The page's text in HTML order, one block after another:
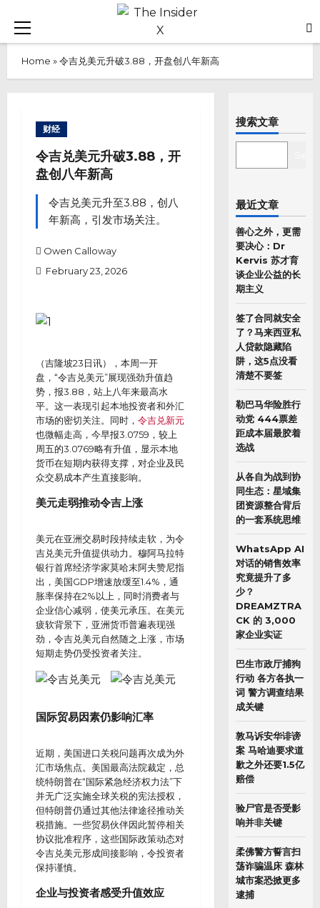
content
Primary
Home »令吉兑美元升破3.88，开盘创八年新高
财经
令吉兑美元升破3.88，开
盘创八年新高
令吉兑美元升至3.88，创八
年新高，引发市场关注。
Owen Calloway
February 23, 2026
（吉隆坡23日讯），本周一开
盘，“令吉兑美元”展现强劲升值趋
势，报3.88，站上八年来最高水
平。这一表现引起本地投资者和外汇
市场的密切关注。同时， 令吉兑新元
也微幅走高，今早报3.0759，较上
周五的3.0769略有升值，显示本地
货币在短期内获得支撑，对企业及民
众交易成本产生直接影响。
美元走弱推动令吉上涨
美元在亚洲交易时段持续走软，为令
吉兑美元升值提供动力。穆阿马拉特
银行首席经济学家莫哈末阿夫赞尼指
出，美国GDP增速放缓至1.4%，通
胀率保持在2%以上，同时消费者与
企业信心减弱，使美元承压。在美元
疲软背景下，亚洲货币普遍表现强
劲，令吉兑美元自然随之上涨，市场
短期走势仍受投资者关注。
国际贸易因素仍影响汇率
近期，美国进口关税问题再次成为外
汇市场焦点。美国最高法院裁定，总
统特朗普在“国际紧急经济权力法”下
并无广泛实施全球关税的宪法授权，
但特朗普仍通过其他法律途径推动关
税措施。一些贸易伙伴因此暂停相关
协议批准程序，这些国际政策动态对
令吉兑美元形成间接影响，令投资者
保持谨慎。
企业与投资者感受升值效应
搜索文章
最近文章
善心之外，更需
要决心：Dr
Kervis 苏才育
谈企业公益的长
期主义
签了合同就安全
了？马来西亚私
人贷款隐藏陷
阱，这5点没看
清楚不要签
勒巴马华险胜行
动党 444票差
距成本届最胶着
选战
从各自为战到协
同生态：星域集
团资源整合背后
的一套系统思维
WhatsApp AI
对话的销售效率
究竟提升了多
少？
DREAMZTRA
CK 的 3,000
家企业实证
巴生市政厅捕狗
行动 各方各执一
词 警方调查结果
成关键
敦马诉安华诽谤
案 马哈迪要求道
歉之外还要1.5亿
赔偿
验尸官是否受影
响并非关键
柔佛警方誓言扫
荡诈骗温床 森林
城市案恐掀更多
逮捕